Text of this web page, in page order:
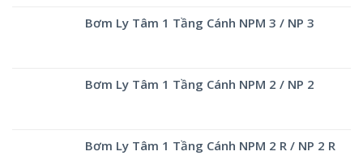
Bơm Ly Tâm 1 Tầng Cánh NPM 3 / NP 3
Bơm Ly Tâm 1 Tầng Cánh NPM 2 / NP 2
Bơm Ly Tâm 1 Tầng Cánh NPM 2 R / NP 2 R